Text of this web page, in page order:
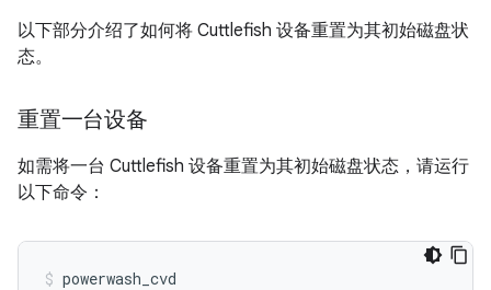
以下部分介绍了如何将 Cuttlefish 设备重置为其初始磁盘状
态。
重置一台设备
如需将一台 Cuttlefish 设备重置为其初始磁盘状态，请运行
以下命令：
powerwash_cvd